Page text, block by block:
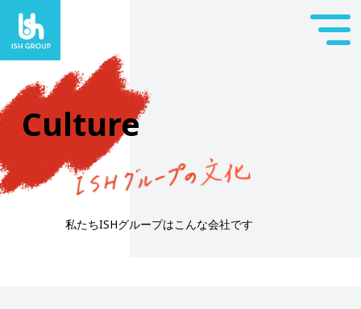
Culture
私たちISHグループはこんな会社です